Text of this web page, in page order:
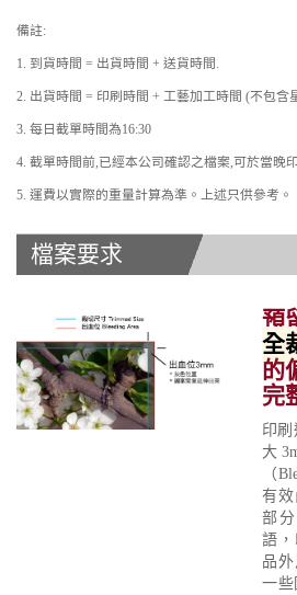
備註:
1. 到貨時間 = 出貨時間 + 送貨時間.
2. 出貨時間 = 印刷時間 + 工藝加工時間 (不包含
3. 每日截單時間為16:30
4. 截單時間前,已經本公司確認之檔案,可於當晚
5. 運費以實際的重量計算為準。上述只供參考。
檔案要求
預
全
的
完
印
大
（
有
部
語
品
一些